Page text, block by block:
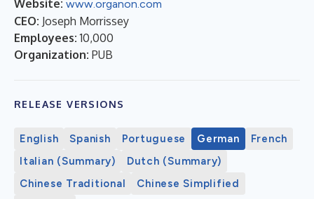
Website: www.organon.com
CEO: Joseph Morrissey
Employees: 10,000
Organization: PUB
RELEASE VERSIONS
English Spanish Portuguese German
French
Italian (Summary)
Dutch (Summary)
Chinese Traditional
Chinese Simplified